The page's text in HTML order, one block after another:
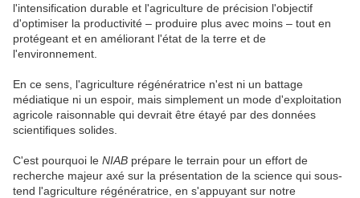
l'intensification durable et l'agriculture de précision l'objectif
d'optimiser la productivité – produire plus avec moins – tout en
protégeant et en améliorant l'état de la terre et de
l'environnement.
En ce sens, l'agriculture régénératrice n'est ni un battage
médiatique ni un espoir, mais simplement un mode d'exploitation
agricole raisonnable qui devrait être étayé par des données
scientifiques solides.
C'est pourquoi le NIAB prépare le terrain pour un effort de
recherche majeur axé sur la présentation de la science qui sous-
tend l'agriculture régénératrice, en s'appuyant sur notre